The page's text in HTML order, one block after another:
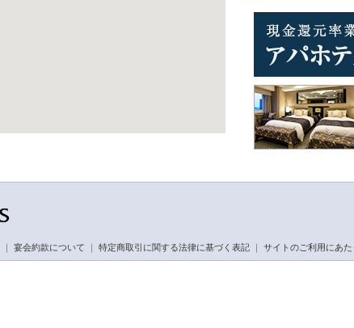
｜ 宴会約款について ｜ 特定商取引に関する法律に基づく表記 ｜ サイトのご利用にあた